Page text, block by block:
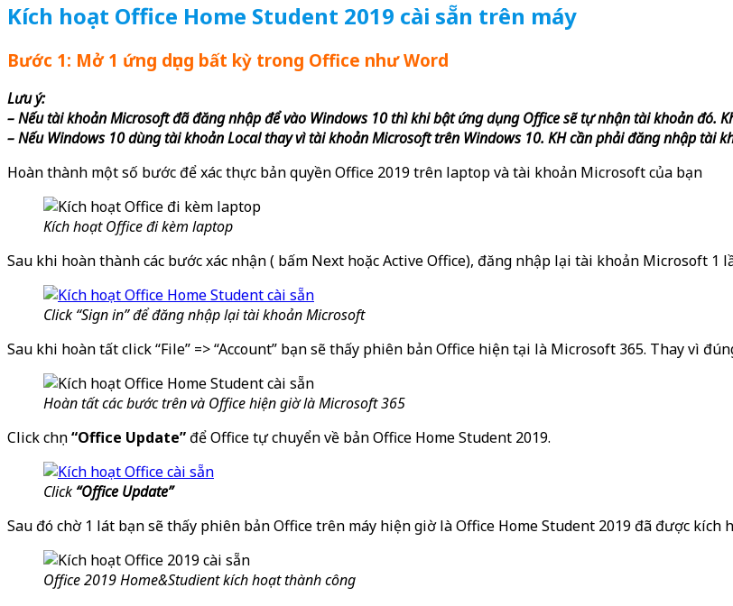
Kích hoạt Office Home Student 2019 cài sẵn trên máy
Bước 1: Mở 1 ứng dụng bất kỳ trong Office như Word
Lưu ý:
– Nếu tài khoản Microsoft đã đăng nhập để vào Windows 10 thì khi bật ứng dụng Office sẽ tự nhận tài khoản đó.
– Nếu Windows 10 dùng tài khoản Local thay vì tài khoản Microsoft trên Windows 10. KH cần phải đăng nhập tài
Hoàn thành một số bước để xác thực bản quyền Office 2019 trên laptop và tài khoản Microsoft của bạn
Kích hoạt Office đi kèm laptop
Sau khi hoàn thành các bước xác nhận ( bấm Next hoặc Active Office), đăng nhập lại tài khoản Microsoft 1
Click “Sign in” để đăng nhập lại tài khoản Microsoft
Sau khi hoàn tất click “File” => “Account” bạn sẽ thấy phiên bản Office hiện tại là Microsoft 365. Thay vì
Hoàn tất các bước trên và Office hiện giờ là Microsoft 365
Click chọn“Office Update”để Office tự chuyển về bản Office Home Student 2019.
Click “Office Update”
Sau đó chờ 1 lát bạn sẽ thấy phiên bản Office trên máy hiện giờ là Office Home Student 2019 đã được
Office 2019 Home&Studient kích hoạt thành công